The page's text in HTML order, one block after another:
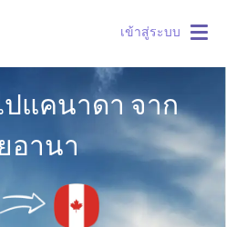
เข้าสู่ระบบ
ปแคนาดา จาก
อานา